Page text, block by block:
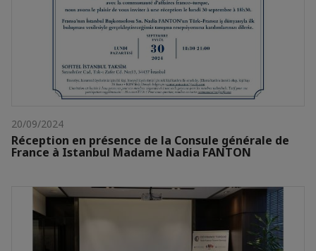
20/09/2024
Réception en présence de la Consule générale de
France à Istanbul Madame Nadia FANTON